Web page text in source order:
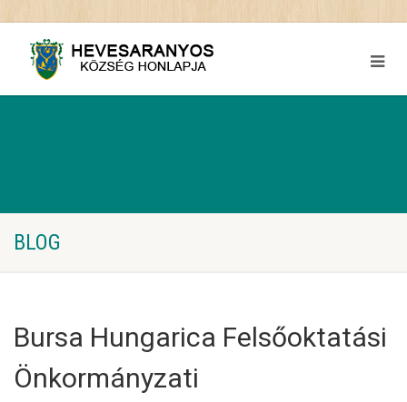
BLOG
Bursa Hungarica Felsőoktatási
Önkormányzati